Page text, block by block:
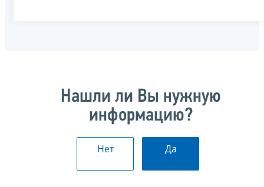
Нашли ли Вы нужную
информацию?
Нет Да